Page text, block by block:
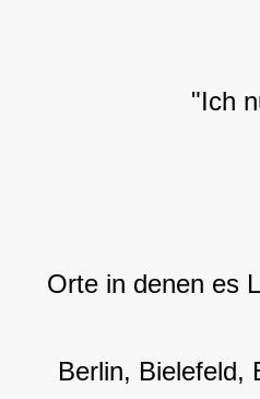
"Ich
Orte in denen es
Berlin, Bielefeld,